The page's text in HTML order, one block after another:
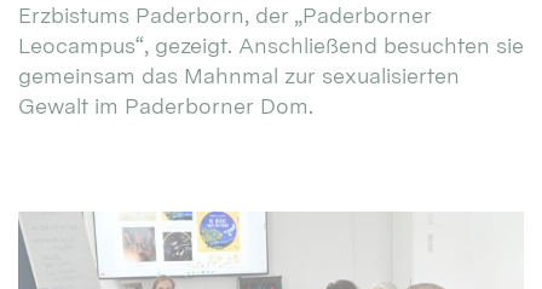
Erzbistums Paderborn, der „Paderborner
Leocampus“, gezeigt. Anschließend besuchten sie
gemeinsam das Mahnmal zur sexualisierten
Gewalt im Paderborner Dom.